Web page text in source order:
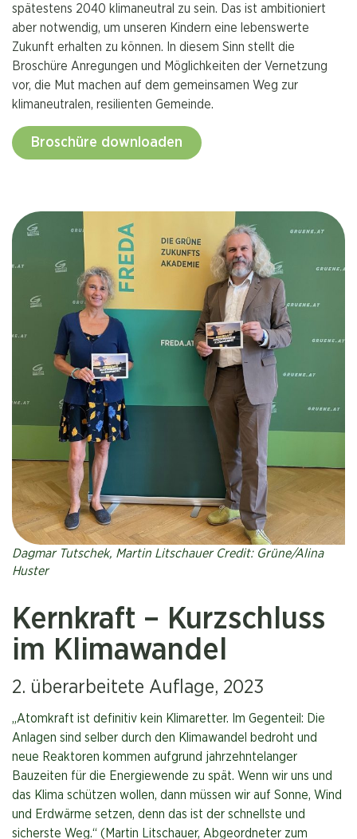
spätestens 2040 klimaneutral zu sein. Das ist ambitioniert
aber notwendig, um unseren Kindern eine lebenswerte
Zukunft erhalten zu können. In diesem Sinn stellt die
Broschüre Anregungen und Möglichkeiten der Vernetzung
vor, die Mut machen auf dem gemeinsamen Weg zur
klimaneutralen, resilienten Gemeinde.
Broschüre downloaden
Dagmar Tutschek, Martin Litschauer Credit: Grüne/Alina
Huster
Kernkraft – Kurzschluss
im Klimawandel
2. überarbeitete Auflage, 2023
„Atomkraft ist definitiv kein Klimaretter. Im Gegenteil: Die
Anlagen sind selber durch den Klimawandel bedroht und
neue Reaktoren kommen aufgrund jahrzehntelanger
Bauzeiten für die Energiewende zu spät. Wenn wir uns und
das Klima schützen wollen, dann müssen wir auf Sonne, Wind
und Erdwärme setzen, denn das ist der schnellste und
sicherste Weg.“ (Martin Litschauer, Abgeordneter zum